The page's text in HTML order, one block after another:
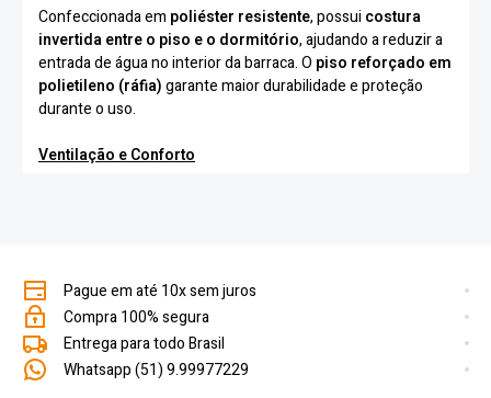
Confeccionada em poliéster resistente, possui costura
invertida entre o piso e o dormitório, ajudando a reduzir a
entrada de água no interior da barraca. O piso reforçado em
polietileno (ráfia)garante maior durabilidade e proteção
durante o uso.
Ventilação e Conforto
Leve e compacta, acompanhasacola de nylon para
transporte, facilitando o armazenamento e o deslocamento.
Especificações Técnicas
Pague em até 10x sem juros
Compra 100% segura
Entrega para todo Brasil
Whatsapp (51) 9.99977229